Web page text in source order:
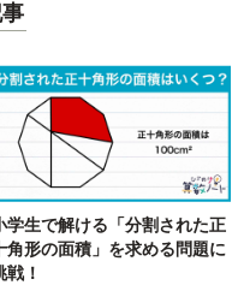
学生で解ける「分割された正
角形の面積」を求める問題に
戦！